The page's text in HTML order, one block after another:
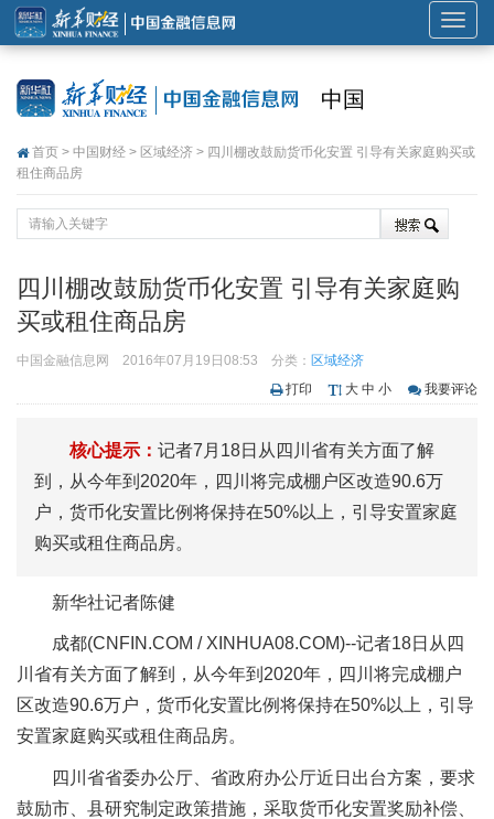
展
开
导
中国
首页 > 中国财经 > 区域经济 > 四川棚改鼓励货币化安置 引导有关家庭购买或
租住商品房
四川棚改鼓励货币化安置 引导有关家庭购
买或租住商品房
中国金融信息网 2016年07月19日08:53 分类： 区域经济
打印
大 中 小 我要评论
核心提示： 记者7月18日从四川省有关方面了解
到，从今年到2020年，四川将完成棚户区改造90.6万
户，货币化安置比例将保持在50%以上，引导安置家庭
购买或租住商品房。
新华社记者陈健
成都(CNFIN.COM / XINHUA08.COM)--记者18日从四
川省有关方面了解到，从今年到2020年，四川将完成棚户
区改造90.6万户，货币化安置比例将保持在50%以上，引导
安置家庭购买或租住商品房。
四川省省委办公厅、省政府办公厅近日出台方案，要求
鼓励市、县研究制定政策措施，采取货币化安置奖励补偿、